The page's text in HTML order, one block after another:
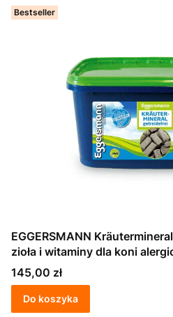
Bestseller
EGGERSMANN Kräutermineral
zioła i witaminy dla koni
Cena
145,00 zł
Do koszyka